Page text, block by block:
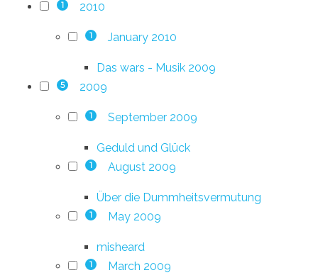
1 2010
1 January 2010
Das wars - Musik 2009
5 2009
1 September 2009
Geduld und Glück
1 August 2009
Über die Dummheitsvermutung
1 May 2009
misheard
1 March 2009